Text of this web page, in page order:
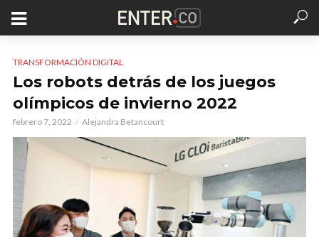
TRANSFORMACIÓN DIGITAL
Los robots detrás de los juegos
olímpicos de invierno 2022
febrero 7, 2022 Alejandra Betancourt